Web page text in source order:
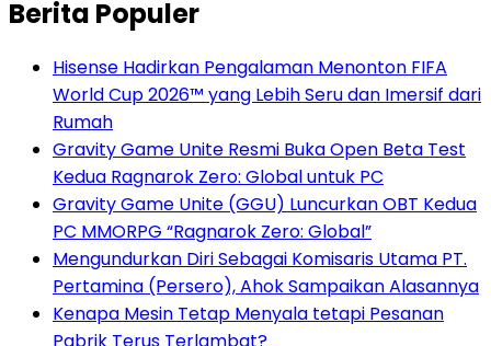
Berita Populer
Hisense Hadirkan Pengalaman Menonton FIFA
World Cup 2026™ yang Lebih Seru dan Imersif dari
Rumah
Gravity Game Unite Resmi Buka Open Beta Test
Kedua Ragnarok Zero: Global untuk PC
Gravity Game Unite (GGU) Luncurkan OBT Kedua
PC MMORPG “Ragnarok Zero: Global”
Mengundurkan Diri Sebagai Komisaris Utama PT.
Pertamina (Persero), Ahok Sampaikan Alasannya
Kenapa Mesin Tetap Menyala tetapi Pesanan